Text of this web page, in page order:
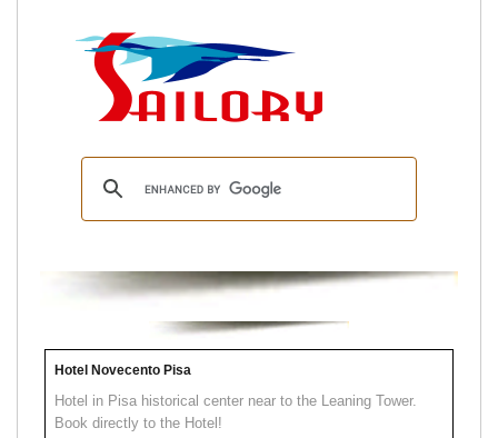
Hotel Novecento Pisa
Hotel in Pisa historical center near to the Leaning Tower.
Book directly to the Hotel!